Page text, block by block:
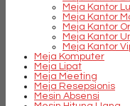
Meja Kantor
Meja Kantor
Meja Kantor
Meja Kantor
Meja Kantor
Meja Komputer
Meja Lipat
Meja Meeting
Meja Resepsionis
Mesin Absensi